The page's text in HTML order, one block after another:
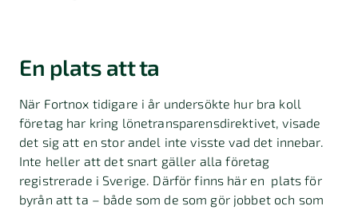
En plats att ta
När Fortnox tidigare i år undersökte hur bra koll
företag har kring lönetransparensdirektivet, visade
det sig att en stor andel inte visste vad det innebar.
Inte heller att det snart gäller alla företag
registrerade i Sverige. Därför finns här en plats för
byrån att ta – både som de som gör jobbet och som